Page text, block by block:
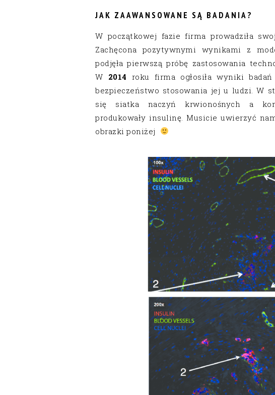
JAK ZAAWANSOWANE SĄ BADANIA?
W początkowej fazie firma prowadziła
Zachęcona pozytywnymi wynikami z
podjęła pierwszą próbę zastosowania
W 2014 roku firma ogłosiła wyniki
bezpieczeństwo stosowania jej u ludzi. W
się siatka naczyń krwionośnych a
produkowały insulinę. Musicie uwierzyć
obrazki poniżej